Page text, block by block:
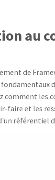
au
de
comment les
faire et les
référentiel